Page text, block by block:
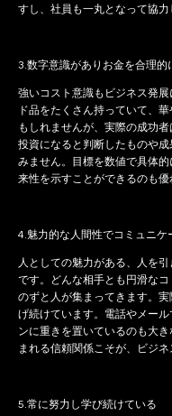
すし、社員も一丸となって協力
3.数字意識がありお金を合理的
強いコスト意識もビジネス発
ド品をたくさん持っていて、
もしれませんが、実際の成功
投資になると判断したものや
みません。目標を数値で具体
来性を示すことができるのも優
4.魅力的な人間性でコミュニケ
人としての魅力がある、人を
です。どんな相手とも円滑な
のずと人が集まってきます。
げ続けています。電話やメー
ンに重きを置いているのも大
まれる信頼関係こそが、ビジ
5.常に努力し学び続けている